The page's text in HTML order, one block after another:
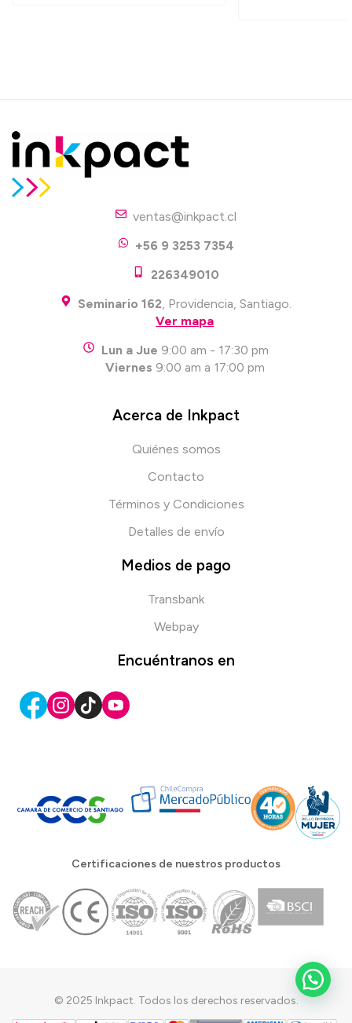
ventas@inkpact.cl
+56 9 3253 7354
226349010
Seminario 162, Providencia, Santiago.
Ver mapa
Lun a Jue 9:00 am - 17:30 pm
Viernes 9:00 am a 17:00 pm
Acerca de Inkpact
Quiénes somos
Contacto
Términos y Condiciones
Detalles de envío
Medios de pago
Transbank
Webpay
Encuéntranos en
Certificaciones de nuestros productos
© 2025 Inkpact. Todos los derechos reservados.